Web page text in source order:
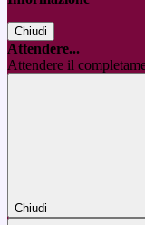
Chiudi
Attendere...
Attendere il
Chiudi